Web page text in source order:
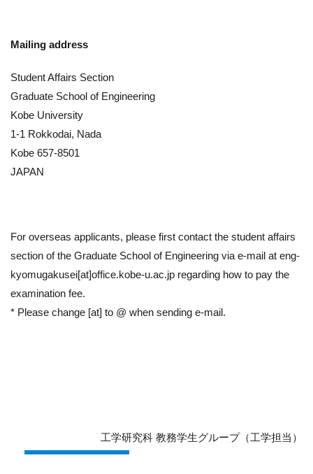
Mailing address
Student Affairs Section
Graduate School of Engineering
Kobe University
1-1 Rokkodai, Nada
Kobe 657-8501
JAPAN
For overseas applicants, please first contact the student affairs
section of the Graduate School of Engineering via e-mail at eng-
kyomugakusei[at]office.kobe-u.ac.jp regarding how to pay the
examination fee.
* Please change [at] to @ when sending e-mail.
工学研究科 教務学生グループ（工学担当）